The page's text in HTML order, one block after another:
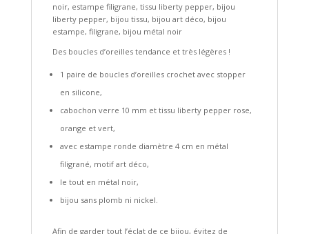
noir, estampe filigrane, tissu liberty pepper, bijou
liberty pepper, bijou tissu, bijou art déco, bijou
estampe, filigrane, bijou métal noir
Des boucles d’oreilles tendance et très légères !
1 paire de boucles d’oreilles crochet avec stopper
en silicone,
cabochon verre 10 mm et tissu liberty pepper rose,
orange et vert,
avec estampe ronde diamètre 4 cm en métal
filigrané, motif art déco,
le tout en métal noir,
bijou sans plomb ni nickel.
Afin de garder tout l’éclat de ce bijou, évitez de